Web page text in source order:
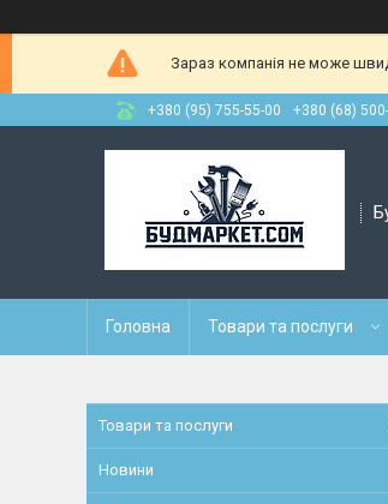
Зараз компанія не може
+380 (95) 755-55-00 +380 (68)
Головна Товари та послуги
Товари та послуги
Новини